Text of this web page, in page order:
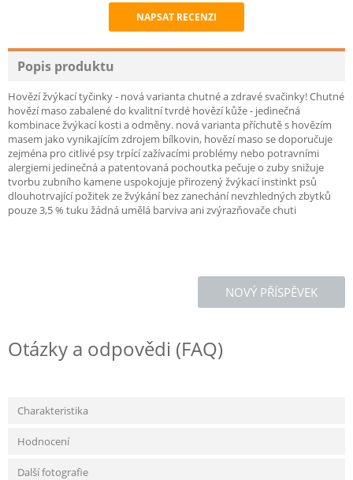
Recommend
NAPSAT RECENZI
Popis produktu
Hovězí žvýkací tyčinky - nová varianta chutné a zdravé svačinky! Chutné
hovězí maso zabalené do kvalitní tvrdé hovězí kůže - jedinečná
kombinace žvýkací kosti a odměny. nová varianta příchutě s hovězím
masem jako vynikajícím zdrojem bílkovin, hovězí maso se doporučuje
zejména pro citlivé psy trpící zažívacími problémy nebo potravními
alergiemi jedinečná a patentovaná pochoutka pečuje o zuby snižuje
tvorbu zubního kamene uspokojuje přirozený žvýkací instinkt psů
dlouhotrvající požitek ze žvýkání bez zanechání nevzhledných zbytků
pouze 3,5 % tuku žádná umělá barviva ani zvýrazňovače chuti
NOVÝ PŘÍSPĚVEK
Otázky a odpovědi (FAQ)
Charakteristika
Hodnocení
Další fotografie